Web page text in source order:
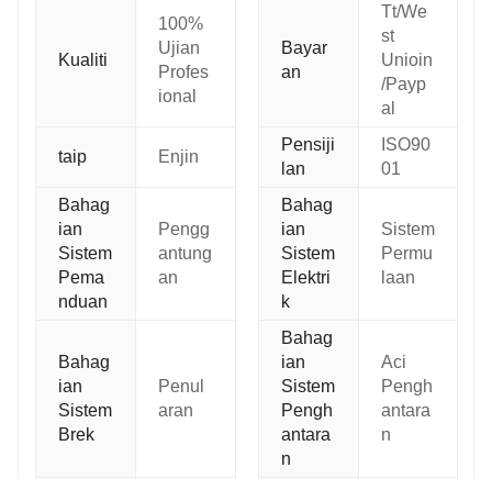
Kualiti
100%
Ujian
Profes
ional
Bayar
an
Tt/We
st
Unioin
/Payp
al
taip Enjin
Pensiji
lan
ISO90
01
Bahag
ian
Sistem
Pema
nduan
Pengg
antung
an
Bahag
ian
Sistem
Elektri
k
Sistem
Permu
laan
Bahag
ian
Sistem
Brek
Penul
aran
Bahag
ian
Sistem
Pengh
antara
n
Aci
Pengh
antara
n